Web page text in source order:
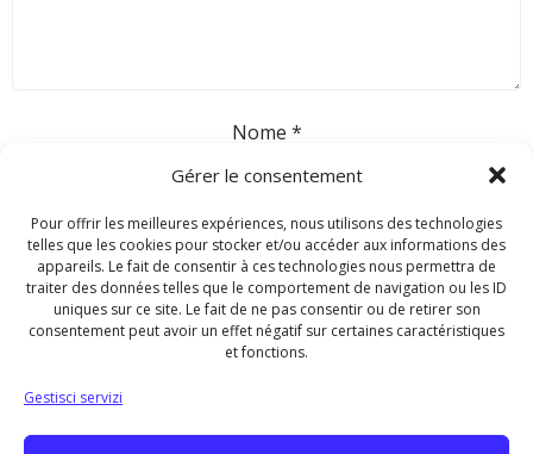
Gérer le consentement
Pour offrir les meilleures expériences, nous utilisons des technologies
telles que les cookies pour stocker et/ou accéder aux informations des
appareils. Le fait de consentir à ces technologies nous permettra de
traiter des données telles que le comportement de navigation ou les ID
uniques sur ce site. Le fait de ne pas consentir ou de retirer son
consentement peut avoir un effet négatif sur certaines caractéristiques
et fonctions.
Gestisci servizi
Nome *
Email *
Sito web